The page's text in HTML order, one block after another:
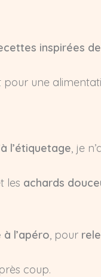
inspirées
pour une
l’étiquetage, je
les achards
l’apéro, pour
coup.